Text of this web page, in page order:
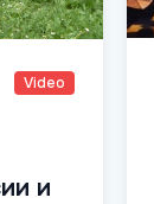
Video
и